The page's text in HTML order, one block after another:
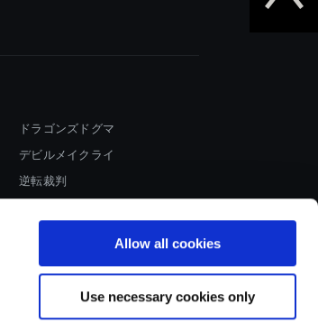
Allow all cookies
Use necessary cookies only
ドラゴンズドグマ
デビルメイクライ
逆転裁判